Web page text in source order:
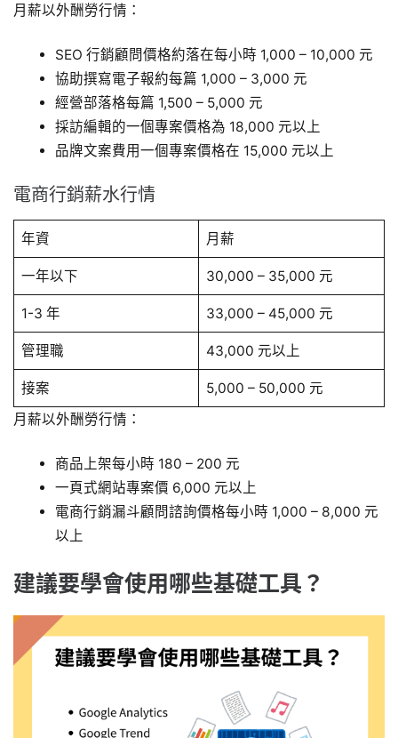
月薪以外酬勞行情：
SEO 行銷顧問價格約落在每小時 1,000 – 10,000 元
協助撰寫電子報約每篇 1,000 – 3,000 元
經營部落格每篇 1,500 – 5,000 元
採訪編輯的一個專案價格為 18,000 元以上
品牌文案費用一個專案價格在 15,000 元以上
電商行銷薪水行情
年資 月薪
一年以下 30,000 – 35,000 元
1-3 年 33,000 – 45,000 元
管理職 43,000 元以上
接案
5,000 – 50,000 元
月薪以外酬勞行情：
商品上架每小時 180 – 200 元
一頁式網站專案價 6,000 元以上
電商行銷漏斗顧問諮詢價格每小時 1,000 – 8,000 元
以上
建議要學會使用哪些基礎工具？